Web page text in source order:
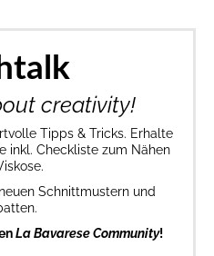
creativity!
Tipps & Tricks. Erhalte
inkl. Checkliste zum Nähen
Schnittmustern und
La Bavarese Community!